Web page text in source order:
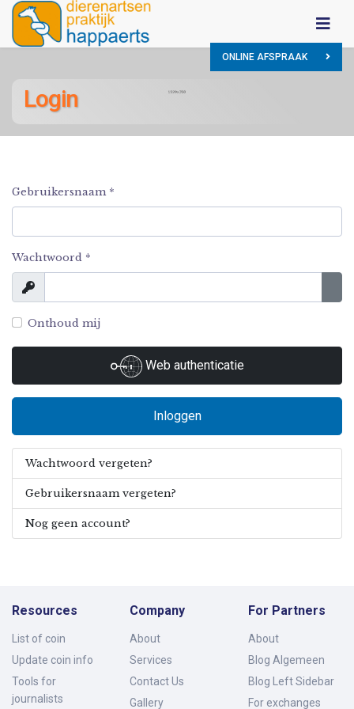
ONLINE AFSPRAAK
Login
Gebruikersnaam*
Wachtwoord *
Toon
Onthoud mij
Web authenticatie
Inloggen
Wachtwoord vergeten?
Gebruikersnaam vergeten?
Nog geen account?
Resources
List of coin
Update coin info
Tools for
journalists
Company
About
Services
Contact Us
Gallery
For Partners
About
Blog Algemeen
Blog Left Sidebar
For exchanges